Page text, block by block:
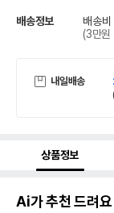
배송정보 배송
(3만원
내일배송
상품정보
Ai가 추천 드려요